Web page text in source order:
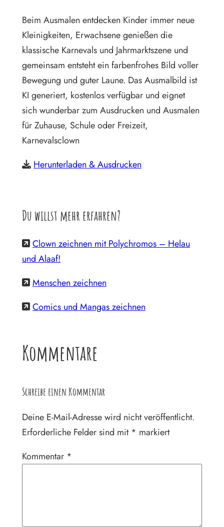
Beim Ausmalen entdecken Kinder immer neue
Kleinigkeiten, Erwachsene genießen die
klassische Karnevals und Jahrmarktszene und
gemeinsam entsteht ein farbenfrohes Bild voller
Bewegung und guter Laune. Das Ausmalbild ist
KI generiert, kostenlos verfügbar und eignet
sich wunderbar zum Ausdrucken und Ausmalen
für Zuhause, Schule oder Freizeit,
Karnevalsclown
Herunterladen & Ausdrucken
Du willst mehr erfahren?
Clown zeichnen mit Polychromos – Helau
und Alaaf!
Menschen zeichnen
Comics und Mangas zeichnen
Kommentare
Schreibe einen Kommentar
Deine E-Mail-Adresse wird nicht veröffentlicht.
Erforderliche Felder sind mit * markiert
Kommentar *